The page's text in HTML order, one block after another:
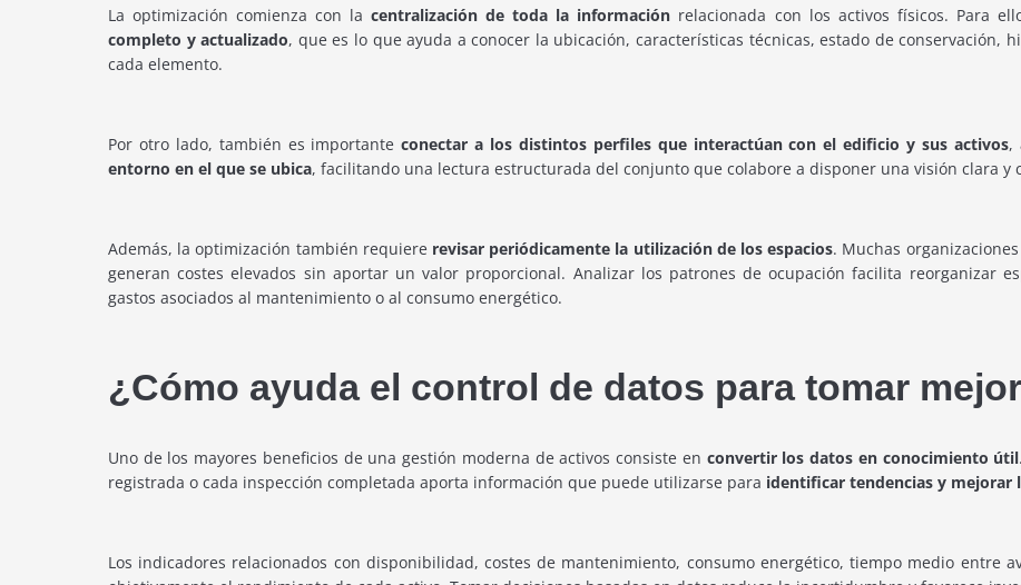
La optimización comienza con lacentralización de toda la información relacionada con los activos físicos. Para
completo y actualizado, que es lo que ayuda a conocer la ubicación, características técnicas, estado de
cada elemento.
Por otro lado, también es importante conectar a los distintos perfiles que interactúan con el edificio y sus activos,
entorno en el que se ubica, facilitando una lectura estructurada del conjunto que colabore a disponer una visión clara y
Además, la optimización también requiere revisar periódicamente la utilización de los espacios. Muchas
generan costes elevados sin aportar un valor proporcional. Analizar los patrones de ocupación facilita reorganizar
gastos asociados al mantenimiento o al consumo energético.
¿Cómo ayuda el control de datos para tomar
Uno de los mayores beneficios de una gestión moderna de activos consiste en convertir los datos en conocimiento útil
registrada o cada inspección completada aporta información que puede utilizarse para identificar tendencias y mejorar
Los indicadores relacionados con disponibilidad, costes de mantenimiento, consumo energético, tiempo medio entre